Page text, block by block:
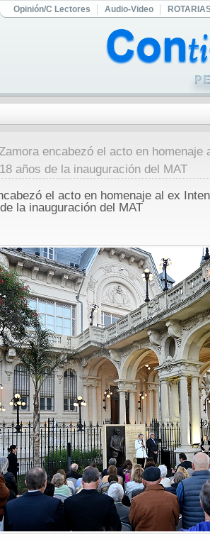
Opinión/C Lectores Audio-Video
encabezó el acto en homenaje
años de la inauguración del MAT
el acto en homenaje al ex
la inauguración del MAT